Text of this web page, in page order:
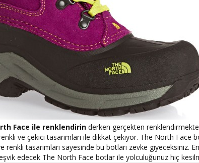
Face ile renklendirin derken gerçekten
ve çekici tasarımları ile dikkat çekiyor. The North Face
renkli tasarımları sayesinde bu botları zevke giyeceksiniz.
edecek The North Face botlar ile yolculuğunuz hiç